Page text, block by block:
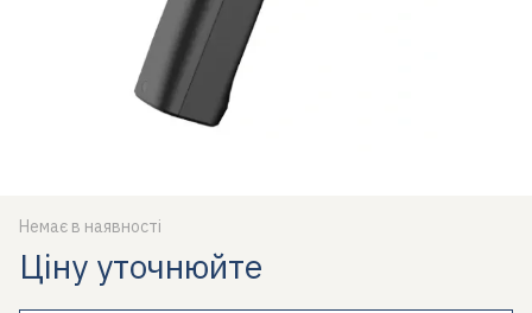
Немає в наявності
Ціну уточнюйте